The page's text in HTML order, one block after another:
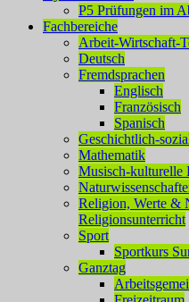
P5 Prüfungen im
Fachbereiche
Arbeit-Wirtschaft-
Deutsch
Fremdsprachen
Englisch
Französisch
Spanisch
Geschichtlich-
Mathematik
Musisch-
Religion, Werte &
Religionsunterricht
Sport
Sportkurs
Ganztag